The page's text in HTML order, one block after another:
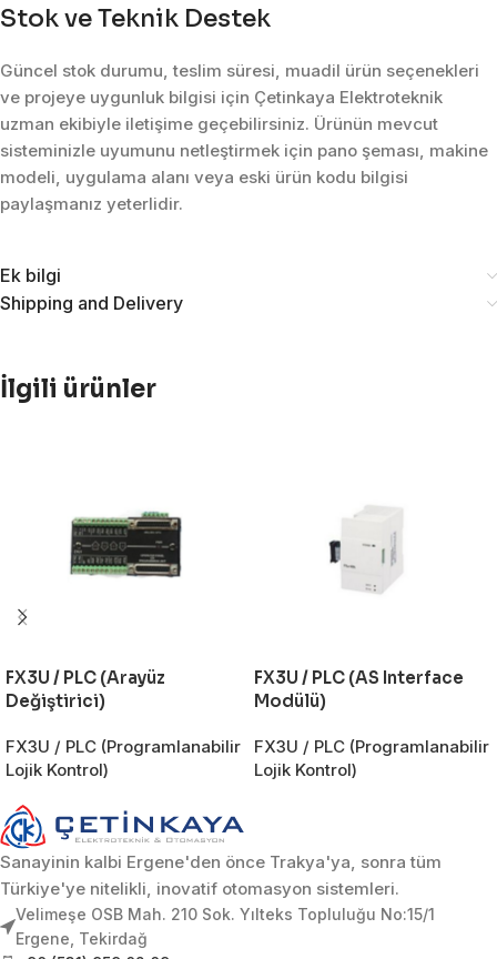
Stok ve Teknik Destek
Güncel stok durumu, teslim süresi, muadil ürün seçenekleri
ve projeye uygunluk bilgisi için Çetinkaya Elektroteknik
uzman ekibiyle iletişime geçebilirsiniz. Ürünün mevcut
sisteminizle uyumunu netleştirmek için pano şeması, makine
modeli, uygulama alanı veya eski ürün kodu bilgisi
paylaşmanız yeterlidir.
Ek bilgi
Shipping and Delivery
İlgili ürünler
FX3U / PLC (Arayüz
Değiştirici)
FX3U / PLC (Programlanabilir
Lojik Kontrol)
FX3U / PLC (AS Interface
Modülü)
FX3U / PLC (Programlanabilir
Lojik Kontrol)
Sanayinin kalbi Ergene'den önce Trakya'ya, sonra tüm
Türkiye'ye nitelikli, inovatif otomasyon sistemleri.
Velimeşe OSB Mah. 210 Sok. Yılteks Topluluğu No:15/1
Ergene, Tekirdağ